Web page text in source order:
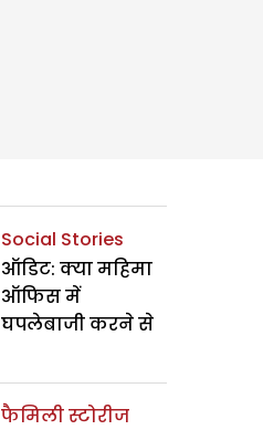
Social Stories
ऑडिट: क्या महिमा
ऑफिस में
घपलेबाजी करने से
फैमिली स्टोरीज